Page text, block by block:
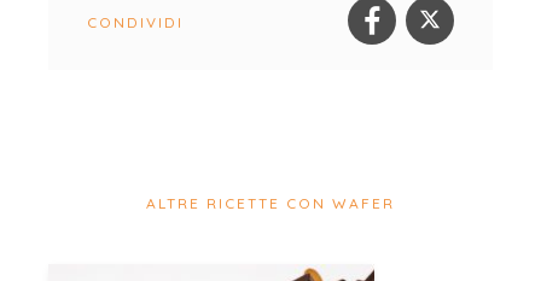
CONDIVIDI
ALTRE RICETTE CON WAFER